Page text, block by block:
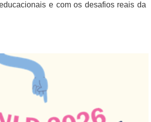
e com os desafios reais da